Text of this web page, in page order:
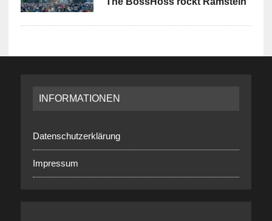
INFORMATIONEN
Datenschutzerklärung
Impressum